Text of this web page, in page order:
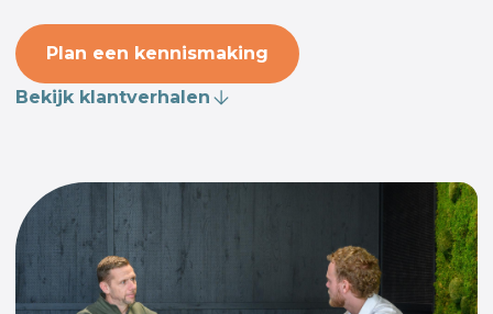
Plan een kennismaking
Bekijk klantverhalen